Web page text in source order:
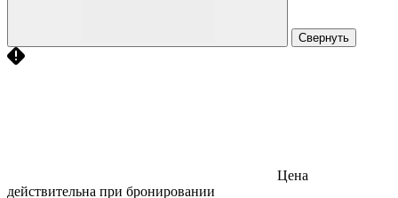
Свернуть
Цена
действительна при бронировании